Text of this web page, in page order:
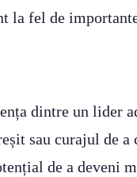
la fel de
dintre un lider
sau curajul de
de a deveni